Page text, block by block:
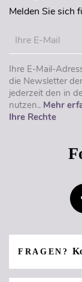
Melden Sie sich
Ihre E-Mail-
die Newsletter
jederzeit den in
nutzen.. Mehr
Ihre Rechte
FRAGEN?